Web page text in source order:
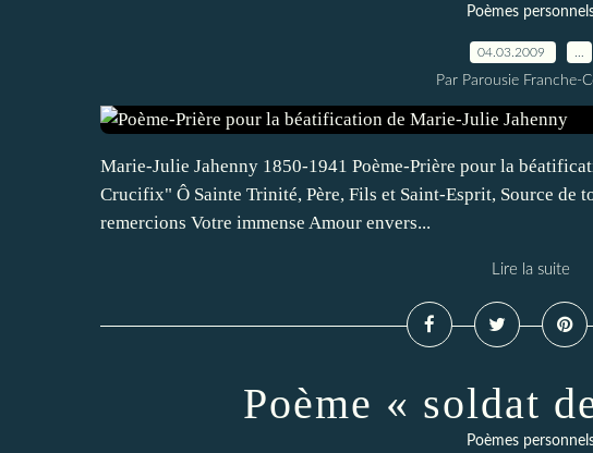
Poèmes
04.03.2009
Par Parousie Franche-
Marie-Julie Jahenny 1850-1941 Poème-Prière pour la
Crucifix" Ô Sainte Trinité, Père, Fils et Saint-Esprit, Source de
remercions Votre immense Amour envers...
Lire la suite
Poème « soldat
Poèmes